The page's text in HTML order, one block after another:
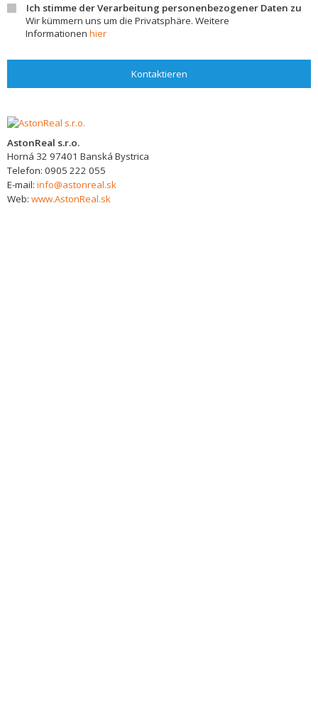
Ich stimme der Verarbeitung personenbezogener Daten zu
Wir kümmern uns um die Privatsphäre. Weitere
Informationen hier
Kontaktieren
AstonReal s.r.o.
Horná 32 97401 Banská Bystrica
Telefon: 0905 222 055
E-mail: info@astonreal.sk
Web: www.AstonReal.sk